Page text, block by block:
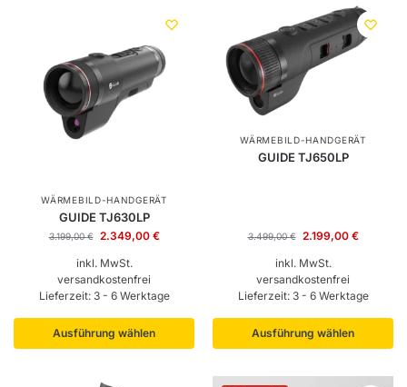
WÄRMEBILD-HANDGERÄT
GUIDE TJ630LP
3.199,00€ 2.349,00 €
inkl. MwSt.
versandkostenfrei
Lieferzeit: 3 - 6 Werktage
Ausführung wählen
WÄRMEBILD-HANDGERÄT
GUIDE TJ650LP
3.499,00€ 2.199,00 €
inkl. MwSt.
versandkostenfrei
Lieferzeit: 3 - 6 Werktage
Ausführung wählen